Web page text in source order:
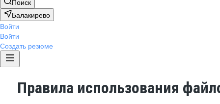
Поиск
Балакирево
Войти
Войти
Создать резюме
Правила использования